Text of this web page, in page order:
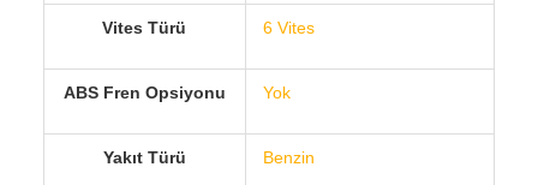
Vites Türü 6 Vites
ABS Fren Opsiyonu Yok
Yakıt Türü Benzin